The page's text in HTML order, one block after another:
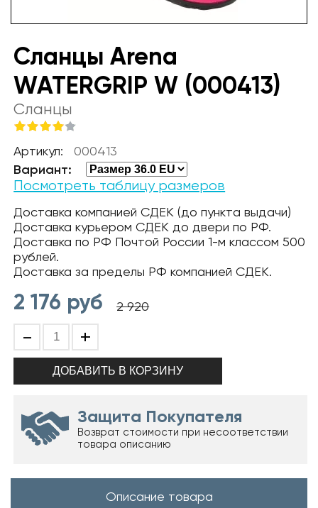
Сланцы Arena
WATERGRIP W (000413)
Сланцы
Артикул: 000413
Вариант:
Посмотреть таблицу размеров
Доставка компанией СДЕК (до пункта выдачи)
Доставка курьером СДЕК до двери по РФ.
Доставка по РФ Почтой России 1-м классом 500
рублей.
Доставка за пределы РФ компанией СДЕК.
2 176 руб 2 920
- +
Защита Покупателя
Возврат стоимости при несоответствии
товара описанию
Описание товара